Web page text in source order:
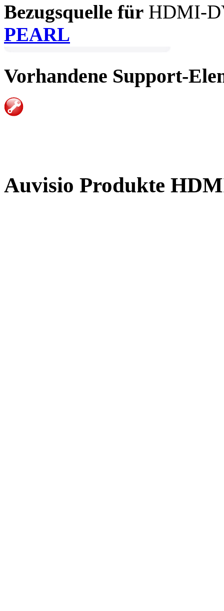
Bezugsquelle für HDMI-
PEARL
Vorhandene Support-
Auvisio Produkte